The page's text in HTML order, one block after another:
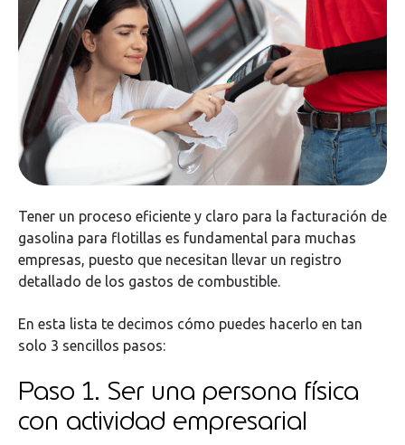
Tener un proceso eficiente y claro para la facturación de
gasolina para flotillas es fundamental para muchas
empresas, puesto que necesitan llevar un registro
detallado de los gastos de combustible.
En esta lista te decimos cómo puedes hacerlo en tan
solo 3 sencillos pasos:
Paso 1. Ser una persona física
con actividad empresarial